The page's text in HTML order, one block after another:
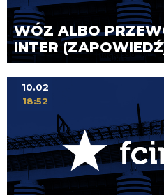
WÓZ ALBO
INTER
10.02
18:52